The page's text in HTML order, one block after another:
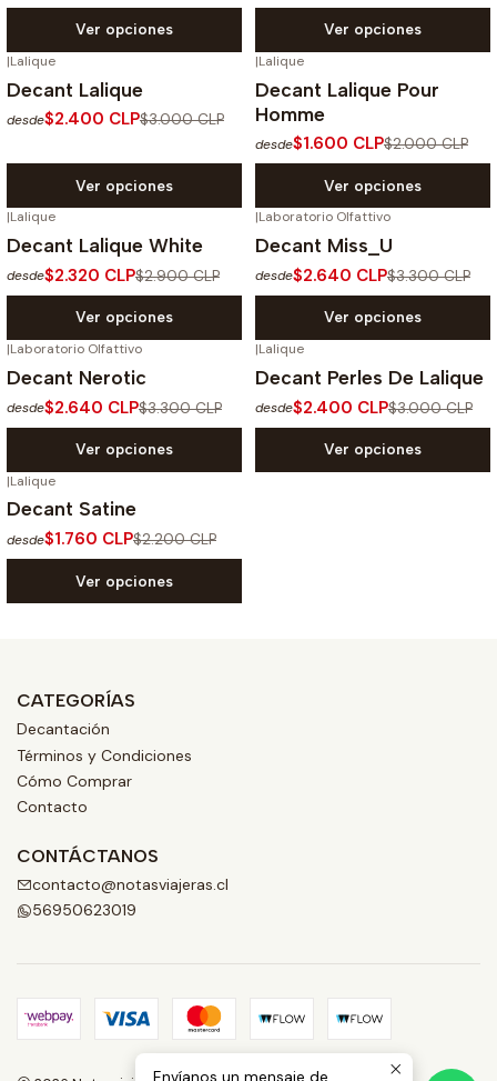
Ver opciones Ver opciones
-20%
|Lalique
Decant Lalique
desde$2.400 CLP$3.000 CLP
Ver opciones
-20%
|Lalique
Decant Lalique Pour
Homme
desde$1.600 CLP$2.000 CLP
Ver opciones
-20%
|Lalique
Decant Lalique White
desde$2.320 CLP$2.900 CLP
Ver opciones
|Laboratorio Olfattivo
Decant Miss_U
desde$2.640 CLP$3.300 CLP
Ver opciones
|Laboratorio Olfattivo
Decant Nerotic
desde$2.640 CLP$3.300 CLP
Ver opciones
-20%
|Lalique
Decant Perles De Lalique
desde$2.400 CLP$3.000 CLP
Ver opciones
-20%
|Lalique
Decant Satine
desde$1.760 CLP$2.200 CLP
Ver opciones
CATEGORÍAS
Decantación
Términos y Condiciones
Cómo Comprar
Contacto
CONTÁCTANOS
contacto@notasviajeras.cl
56950623019
Envíanos un mensaje de